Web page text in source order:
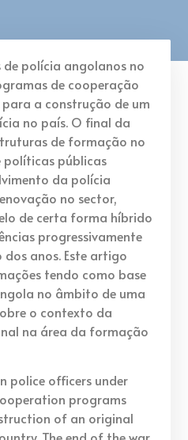
polícia angolanos no
de cooperação
a construção de um
no país. O final da
de formação no
políticas públicas
da polícia
no sector,
de certa forma híbrido
progressivamente
anos. Este artigo
tendo como base
no âmbito de uma
o contexto da
na área da formação
police officers under
programs
of an original